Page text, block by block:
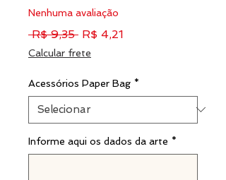
Nenhuma avaliação
R$ 9,35 Preço
R$ 4,21
Calcular frete
Acessórios Paper Bag *
Informe aqui os dados da arte *